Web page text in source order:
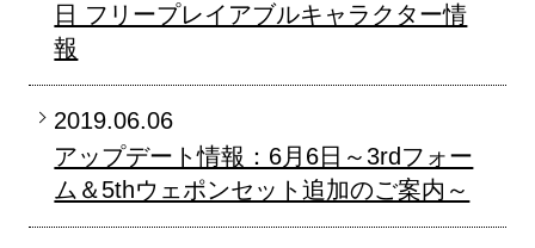
日 フリープレイアブルキャラクター情
報
2019.06.06
アップデート情報：6月6日～3rdフォー
ム＆5thウェポンセット追加のご案内～